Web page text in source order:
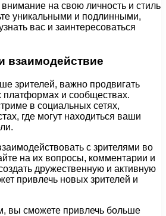
внимание на свою личность и стиль
уникальными и подлинными,
вас и заинтересоваться
взаимодействие
зрителей, важно продвигать
платформах и сообществах.
в социальных сетях,
где могут находиться ваши
с зрителями во
на их вопросы, комментарии и
дружественную и активную
привлечь новых зрителей и
вы сможете привлечь больше